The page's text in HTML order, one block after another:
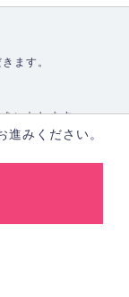
ます。
いたします。
進みください。